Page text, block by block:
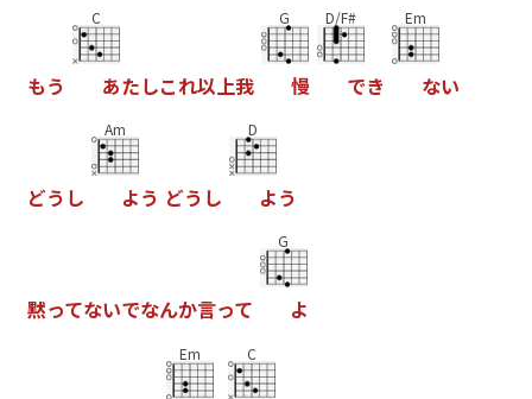
もう
C
あたしこれ以 上我
G
慢
D/F#
でき
Em
ない
どう し
Am
よう どう し
D
よう
黙ってないでなんか言って
G
よ
Em C